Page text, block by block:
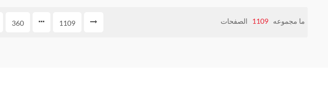
360 1109 ما مجموعه 1109 الصفحات